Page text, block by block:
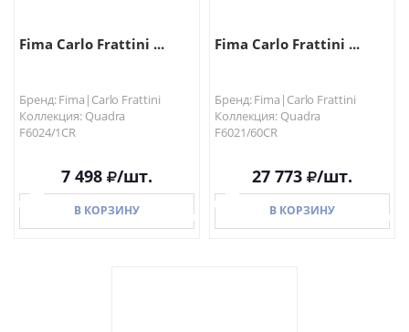
Fima Carlo Frattini ...
Бренд: Fima|Carlo Frattini
Коллекция: Quadra
F6024/1CR
7 498 /шт.
В КОРЗИНУ
Fima Carlo Frattini ...
Бренд: Fima|Carlo Frattini
Коллекция: Quadra
F6021/60CR
27 773 /шт.
В КОРЗИНУ